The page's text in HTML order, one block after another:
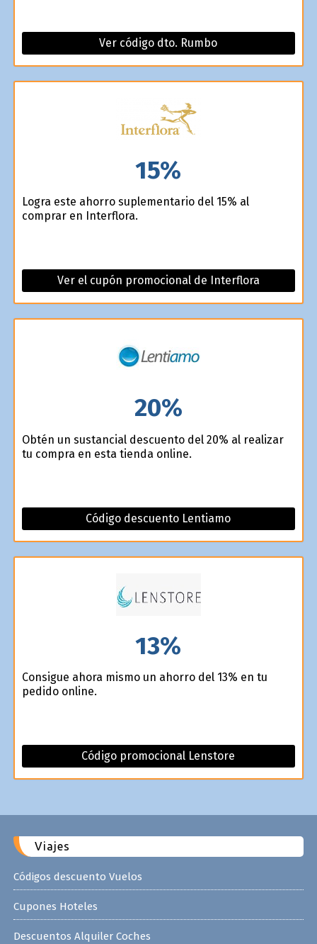
Ver código dto. Rumbo
15%
Logra este ahorro suplementario del 15% al
comprar en Interflora.
Ver el cupón promocional de Interflora
20%
Obtén un sustancial descuento del 20% al realizar
tu compra en esta tienda online.
Código descuento Lentiamo
13%
Consigue ahora mismo un ahorro del 13% en tu
pedido online.
Código promocional Lenstore
Viajes
Códigos descuento Vuelos
Cupones Hoteles
Descuentos Alquiler Coches